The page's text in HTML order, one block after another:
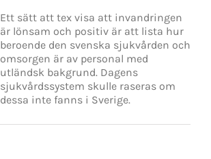
Ett sätt att tex visa att invandringen
är lönsam och positiv är att lista hur
beroende den svenska sjukvården och
omsorgen är av personal med
utländsk bakgrund. Dagens
sjukvårdssystem skulle raseras om
dessa inte fanns i Sverige.